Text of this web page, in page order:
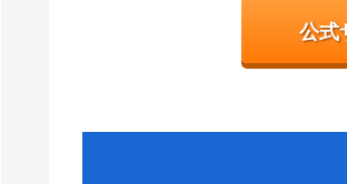
公式